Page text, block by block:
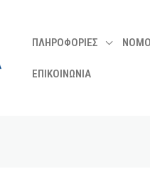
ΠΛΗΡΟΦΟΡΙΕΣ
ΕΠΙΚΟΙΝΩΝΙΑ